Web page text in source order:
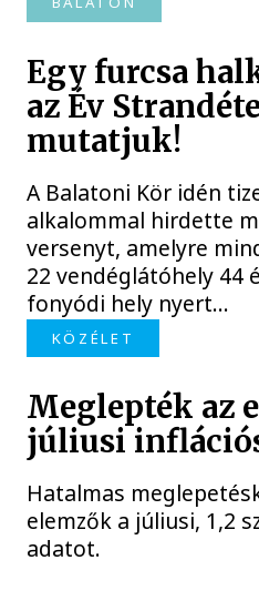
Egy furcsa
az Év
mutatjuk!
A Balatoni Kör idén
alkalommal hirdette
versenyt, amelyre
22 vendéglátóhely 44
fonyódi hely nyert...
KÖZÉLET
Meglepték az
júliusi
Hatalmas
elemzők a júliusi, 1,2
adatot.